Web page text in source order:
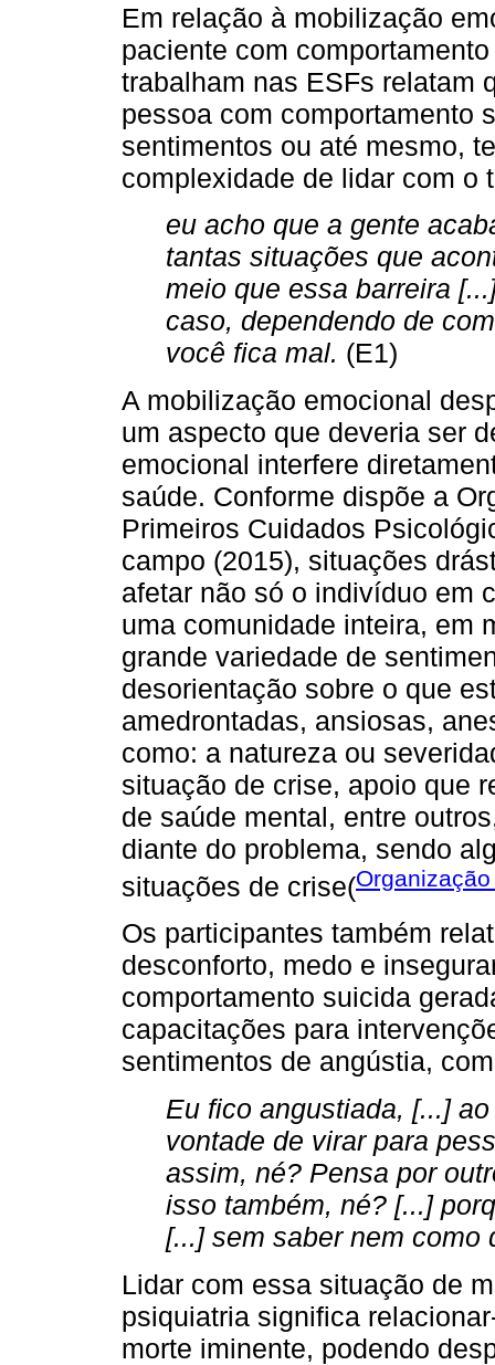
Em relação à mobilização
paciente com
trabalham nas ESFs relatam
pessoa com comportamento
sentimentos ou até mesmo,
complexidade de lidar com o
eu acho que a gente
tantas situações que
meio que essa barreira
caso, dependendo de
você fica mal. (E1)
A mobilização emocional
um aspecto que deveria ser
emocional interfere
saúde. Conforme dispõe a
Primeiros Cuidados
campo (2015), situações
afetar não só o indivíduo em
uma comunidade inteira, em
grande variedade de
desorientação sobre o que
amedrontadas, ansiosas,
como: a natureza ou
situação de crise, apoio que
de saúde mental, entre
diante do problema, sendo
situações de crise(
Os participantes também
desconforto, medo e
comportamento suicida
capacitações para
sentimentos de angústia,
Eu fico angustiada, [...]
vontade de virar para
assim, né? Pensa por
isso também, né? [...]
[...] sem saber nem como
Lidar com essa situação de
psiquiatria significa
morte iminente, podendo